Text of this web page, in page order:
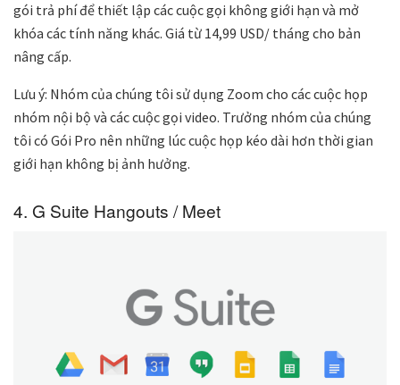
gói trả phí để thiết lập các cuộc gọi không giới hạn và mở
khóa các tính năng khác. Giá từ 14,99 USD/ tháng cho bản
nâng cấp.
Lưu ý: Nhóm của chúng tôi sử dụng Zoom cho các cuộc họp
nhóm nội bộ và các cuộc gọi video. Trưởng nhóm của chúng
tôi có Gói Pro nên những lúc cuộc họp kéo dài hơn thời gian
giới hạn không bị ảnh hưởng.
4. G Suite Hangouts / Meet